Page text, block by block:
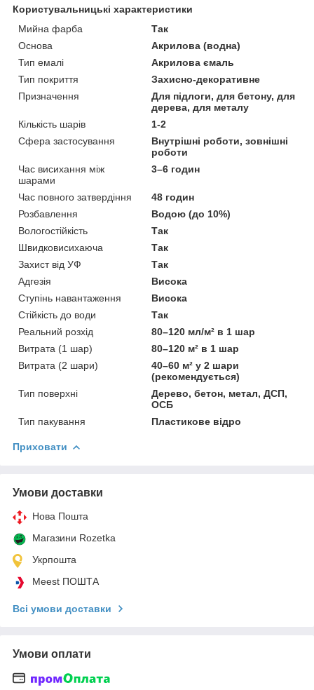
Користувальницькі характеристики
Мийна фарба
Так
Основа
Акрилова (водна)
Тип емалі
Акрилова ємаль
Тип покриття
Захисно-декоративне
Призначення
Для підлоги, для бетону, для
дерева, для металу
Кількість шарів
1-2
Сфера застосування
Внутрішні роботи, зовнішні
роботи
Час висихання між
шарами
3–6 годин
Час повного затвердіння
48 годин
Розбавлення
Водою (до 10%)
Вологостійкість
Так
Швидковисихаюча
Так
Захист від УФ
Так
Адгезія
Висока
Ступінь навантаження
Висока
Стійкість до води
Так
Реальний розхід
80–120 мл/м² в 1 шар
Витрата (1 шар)
80–120 м² в 1 шар
Витрата (2 шари)
40–60 м² у 2 шари
(рекомендується)
Тип поверхні
Дерево, бетон, метал, ДСП,
ОСБ
Тип пакування
Пластикове відро
Приховати
Умови доставки
Нова Пошта
Магазини Rozetka
Укрпошта
Meest ПОШТА
Всі умови доставки
Умови оплати